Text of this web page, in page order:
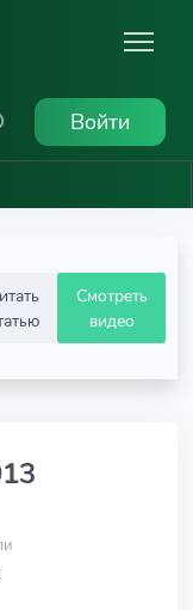
Войти
Смотреть
видео